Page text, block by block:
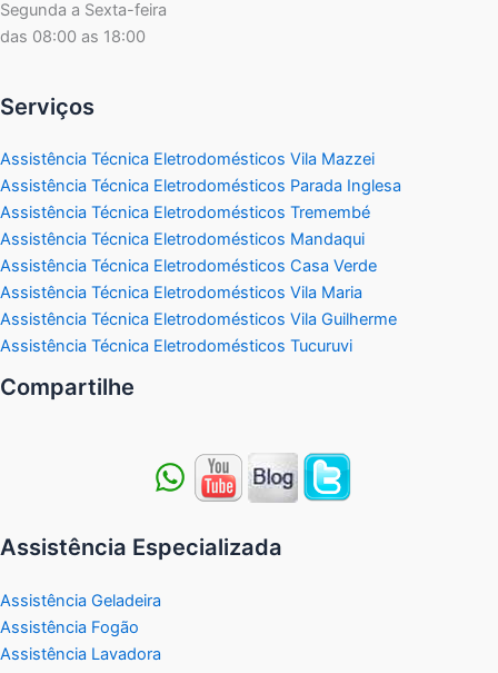
Segunda a Sexta-feira
das 08:00 as 18:00
Serviços
Assistência Técnica Eletrodomésticos Vila Mazzei
Assistência Técnica Eletrodomésticos Parada Inglesa
Assistência Técnica Eletrodomésticos Tremembé
Assistência Técnica Eletrodomésticos Mandaqui
Assistência Técnica Eletrodomésticos Casa Verde
Assistência Técnica Eletrodomésticos Vila Maria
Assistência Técnica Eletrodomésticos Vila Guilherme
Assistência Técnica Eletrodomésticos Tucuruvi
Compartilhe
Assistência Especializada
Assistência Geladeira
Assistência Fogão
Assistência Lavadora